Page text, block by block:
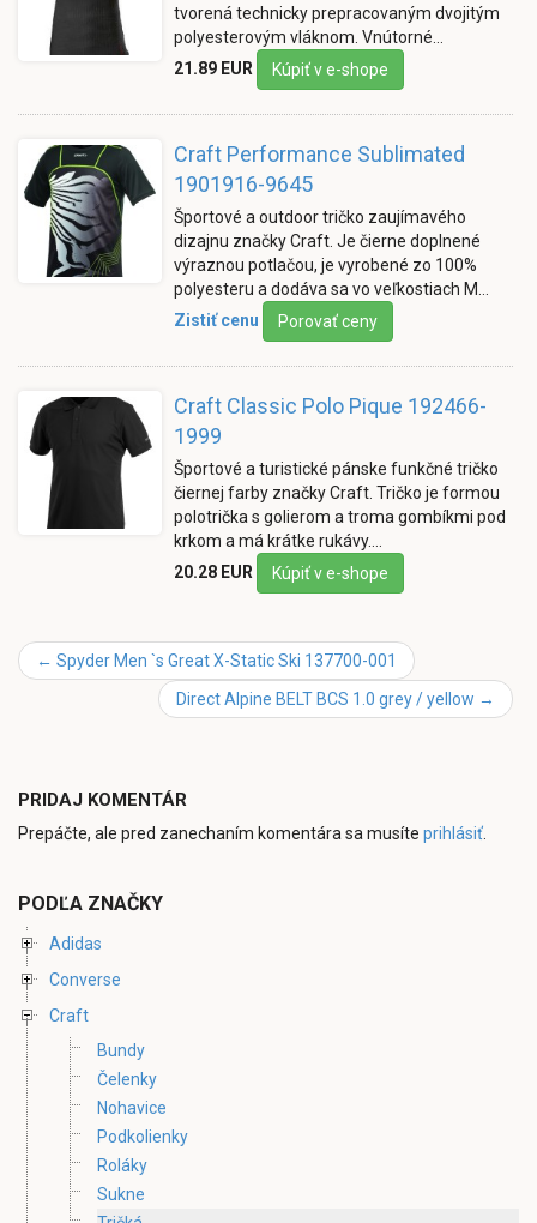
tvorená technicky prepracovaným dvojitým
polyesterovým vláknom. Vnútorné…
21.89 EUR
Kúpiť v e-shope
Craft Performance Sublimated
1901916-9645
Športové a outdoor tričko zaujímavého
dizajnu značky Craft. Je čierne doplnené
výraznou potlačou, je vyrobené zo 100%
polyesteru a dodáva sa vo veľkostiach M…
Zistiť cenu
Porovať ceny
Craft Classic Polo Pique 192466-
1999
Športové a turistické pánske funkčné tričko
čiernej farby značky Craft. Tričko je formou
polotrička s golierom a troma gombíkmi pod
krkom a má krátke rukávy.…
20.28 EUR
Kúpiť v e-shope
← Spyder Men `s Great X-Static Ski 137700-001
Direct Alpine BELT BCS 1.0 grey / yellow →
PRIDAJ KOMENTÁR
Prepáčte, ale pred zanechaním komentára sa musíte prihlásiť
PODĽA ZNAČKY
Adidas
Converse
Craft
Bundy
Čelenky
Nohavice
Podkolienky
Roláky
Sukne